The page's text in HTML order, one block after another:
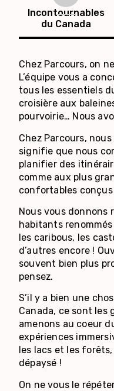
Incontournables
du Canada
Chez Parcours, on
L’équipe vous a
tous les essentiels
croisière aux
pourvoirie… Nous
Chez Parcours,
signifie que nous
planifier des
comme aux plus
confortables
Nous vous donnons
habitants renommés
les caribous, les
d’autres encore !
souvent bien plus
pensez.
S’il y a bien une
Canada, ce sont les
amenons au coeur
expériences
les lacs et les forêts,
dépaysé !
On ne vous le